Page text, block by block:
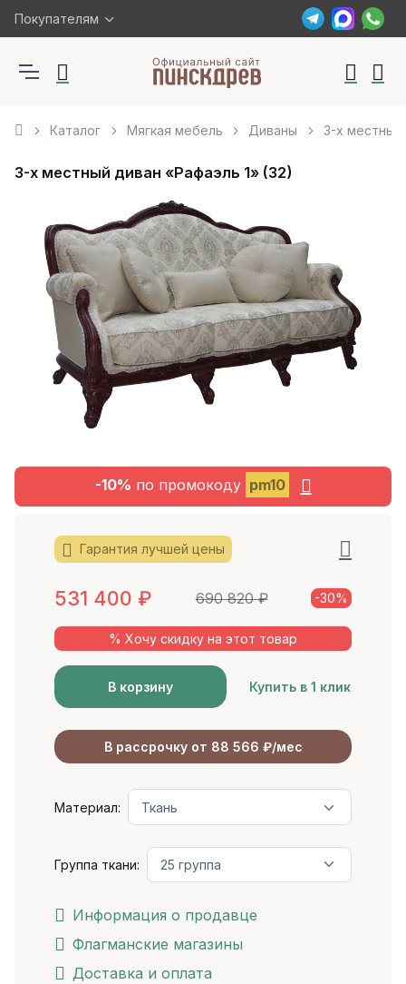
Покупателям
Каталог Мягкая мебель Диваны 3-х местный
3-х местный диван «Рафаэль 1» (32)
-10% по промокоду pm10
Гарантия лучшей цены
531 400 ₽ 690 820₽ -30%
% Хочу скидку на этот товар
В корзину Купить в 1 клик
В рассрочку от 88 566 ₽/мес
Материал:
Группа ткани:
Информация о продавце
Флагманские магазины
Доставка и оплата